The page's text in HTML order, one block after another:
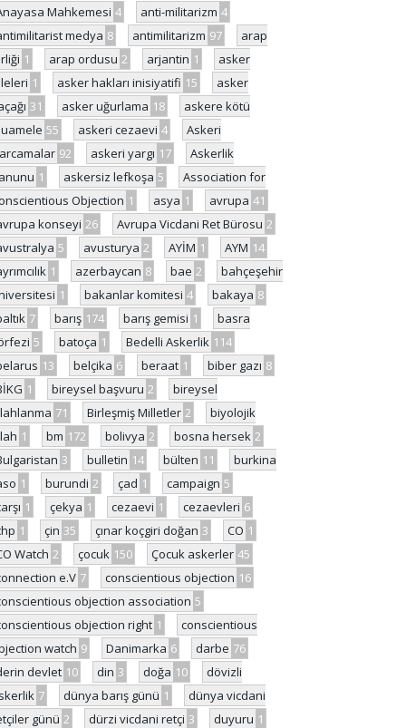
Mahkemesi 4 anti-militarizm 4
medya 8 antimilitarizm 97
arap
1 arap ordusu 2 arjantin 1
asker
1 asker hakları inisiyatifi 15
asker
31 asker uğurlama 18
askere kötü
55 askeri cezaevi 4
Askeri
92 askeri yargı 17
Askerlik
1 askersiz lefkoşa 5
Association for
Objection 1 asya 1 avrupa 41
konseyi 26 Avrupa Vicdani Ret Bürosu 2
5 avusturya 2 AYİM 1 AYM 14
1 azerbaycan 8 bae 2
bahçeşehir
1 bakanlar komitesi 4 bakaya 8
7 barış 174 barış gemisi 1
basra
5 batoça 1 Bedelli Askerlik 114
13 belçika 6 beraat 1 biber gazı 8
1 bireysel başvuru 2
bireysel
71 Birleşmiş Milletler 2
biyolojik
1 bm 172 bolivya 2 bosna hersek 2
3 bulletin 14 bülten 11
burkina
1 burundi 2 çad 1 campaign 5
1 çekya 1 cezaevi 1 cezaevleri 6
1 çin 35 çınar koçgiri doğan 3 CO 1
Watch 2 çocuk 150 Çocuk askerler 45
e.V 7 conscientious objection 16
objection association 5
objection right 1
conscientious
watch 9 Danimarka 6 darbe 76
devlet 10 din 3 doğa 10
dövizli
7 dünya barış günü 1
dünya vicdani
günü 2 dürzi vicdani retçi 3 duyuru 1